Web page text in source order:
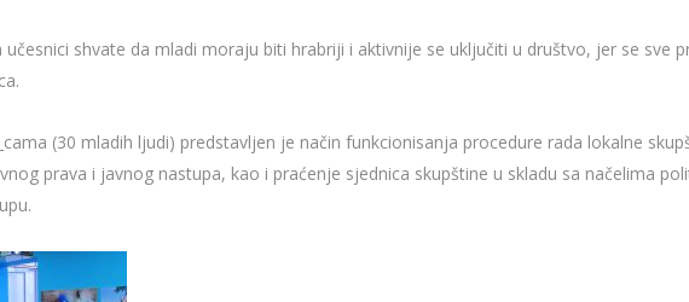
shvate da mladi moraju biti hrabriji i aktivnije se uključiti u društvo, jer se sve
(30 mladih ljudi) predstavljen je način funkcionisanja procedure rada lokalne
prava i javnog nastupa, kao i praćenje sjednica skupštine u skladu sa načelima